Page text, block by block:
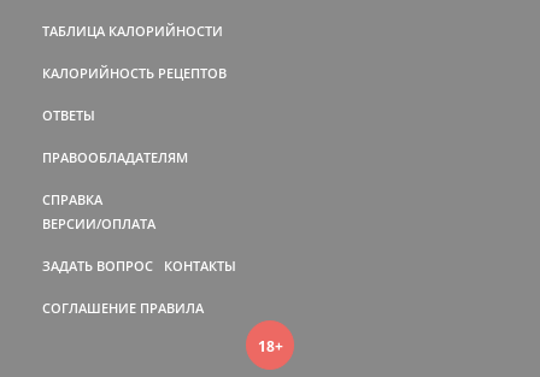
ТАБЛИЦА КАЛОРИЙНОСТИ
КАЛОРИЙНОСТЬ РЕЦЕПТОВ
ОТВЕТЫ
ПРАВООБЛАДАТЕЛЯМ
СПРАВКА
ВЕРСИИ/ОПЛАТА
ЗАДАТЬ ВОПРОС КОНТАКТЫ
СОГЛАШЕНИЕ ПРАВИЛА
18+